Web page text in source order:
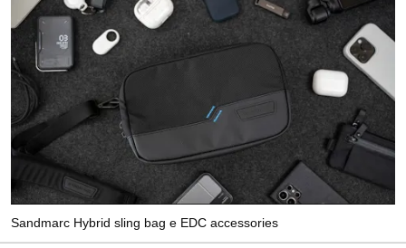
Sandmarc Hybrid sling bag e EDC accessories